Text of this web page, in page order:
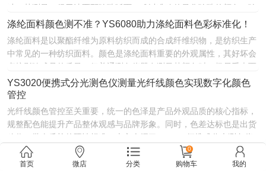
计，其测量口径无法匹配珍珠弧面，难以准确的量化珍珠的颜色。珍
珠颜色不好测？PS401分光测色仪1mm口径专测珍珠颜色！
涤纶面料颜色测不准？YS6080助力涤纶面料色彩标准化！
涤纶面料是以聚酯纤维为原料纺织而成的合成纤维织物，是纺织生产
中常见的一种纺织面料。颜色是涤纶面料重要的外观属性，其好坏会
直接影响成品的质量。但普通测色仪器在测量其颜色时，极易受表面
肌理影响产生数据波动。涤纶面料颜色测不准？YS6080助力涤纶面
料色彩标准化！
YS3020便携式分光测色仪测量光纤线颜色实现数字化颜色
管控
光纤线颜色管控至关重要，统一的色泽是产品外观品质的核心指标，
规整配色能提升产品整体观感与品牌形象。同时，色差达标也是出货
验收、批次质检的硬性标准。本文介绍了YS3020便携式分光测色仪
测量光纤线颜色实现数字化颜色管控，对此感兴趣的朋友不妨了解一
下！首页 微店 分类 购物车
0
我的